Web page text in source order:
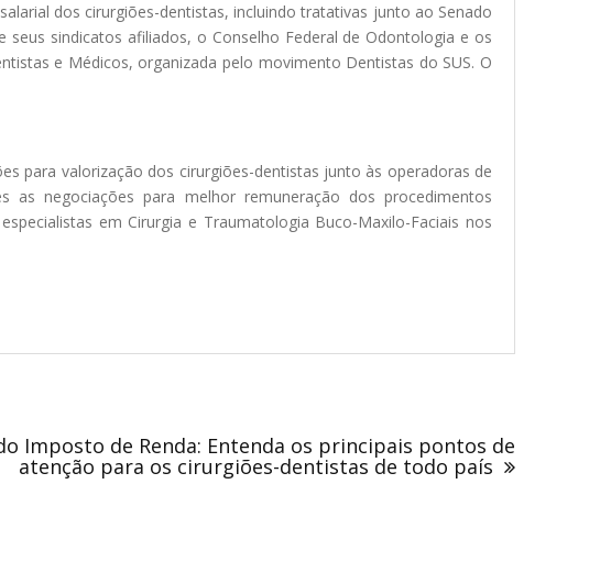
dos cirurgiões-dentistas, incluindo tratativas junto ao Senado
sindicatos afiliados, o Conselho Federal de Odontologia e os
e Médicos, organizada pelo movimento Dentistas do SUS. O
para valorização dos cirurgiões-dentistas junto às operadoras de
negociações para melhor remuneração dos procedimentos
em Cirurgia e Traumatologia Buco-Maxilo-Faciais nos
Imposto de Renda: Entenda os principais pontos de
atenção para os cirurgiões-dentistas de todo país